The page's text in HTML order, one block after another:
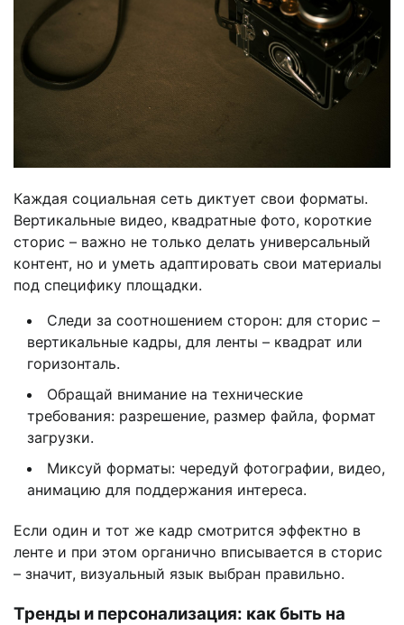
Каждая социальная сеть диктует свои форматы.
Вертикальные видео, квадратные фото, короткие
сторис – важно не только делать универсальный
контент, но и уметь адаптировать свои материалы
под специфику площадки.
Следи за соотношением сторон: для сторис –
вертикальные кадры, для ленты – квадрат или
горизонталь.
Обращай внимание на технические
требования: разрешение, размер файла, формат
загрузки.
Миксуй форматы: чередуй фотографии, видео,
анимацию для поддержания интереса.
Если один и тот же кадр смотрится эффектно в
ленте и при этом органично вписывается в сторис
– значит, визуальный язык выбран правильно.
Тренды и персонализация: как быть на